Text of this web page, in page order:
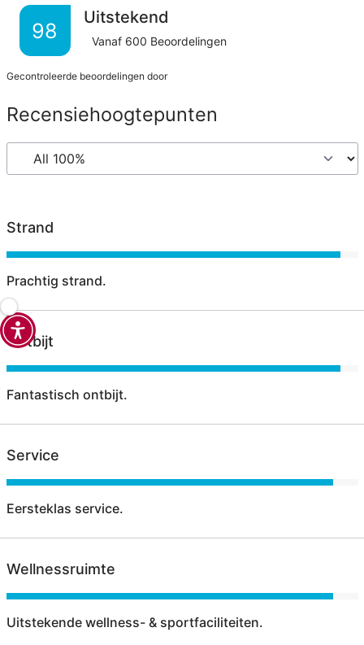
98
Uitstekend
Vanaf 600 Beoordelingen
Gecontroleerde beoordelingen door
Recensiehoogtepunten
Strand
Prachtig strand.
Ontbijt
Fantastisch ontbijt.
Service
Eersteklas service.
Wellnessruimte
Uitstekende wellness- & sportfaciliteiten.